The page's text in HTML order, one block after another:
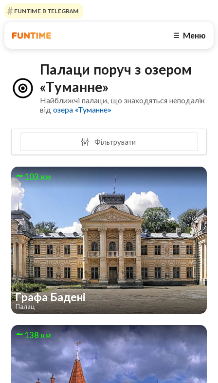
FUNTIME В TELEGRAM
☰ Меню
Палаци поруч з озером
«Туманне»
Найближчі палаци, що знаходяться неподалік
відозера «Туманне»
Фільтрувати
103 км
Графа Бадені
Палац
138 км